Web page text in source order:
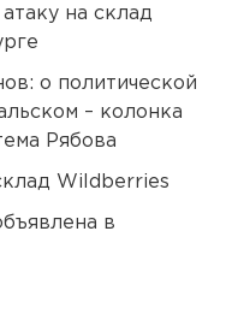
на склад
о политической
– колонка
Рябова
Wildberries
в